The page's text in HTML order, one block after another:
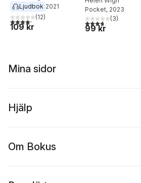
Ljudbok 2021
4,2utav 5 stjärnor. Totalt antal röster:
(12)
109 kr
Pocket, 2023
3,7utav 5 stjärnor.
(3)
99 kr
Mina sidor
Hjälp
Om Bokus